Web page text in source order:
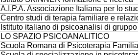
A.I.P.A. Associazione Italiana per lo
Centro studi di terapia familiare e
Istituto italiano di psicoanalisi di gruppo
LO SPAZIO PSICOANALITICO
Scuola Romana di Psicoterapia